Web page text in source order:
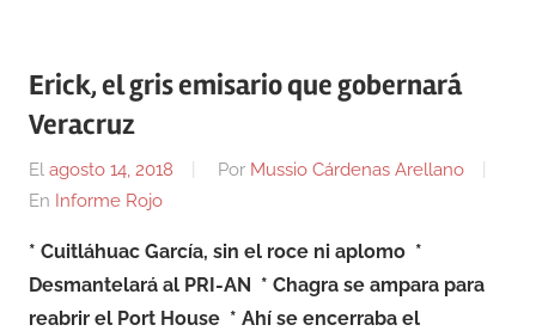
Erick, el gris emisario que gobernará
Veracruz
El agosto 14, 2018 Por Mussio Cárdenas Arellano
En Informe Rojo
* Cuitláhuac García, sin el roce ni aplomo *
Desmantelará al PRI-AN * Chagra se ampara para
reabrir el Port House * Ahí se encerraba el